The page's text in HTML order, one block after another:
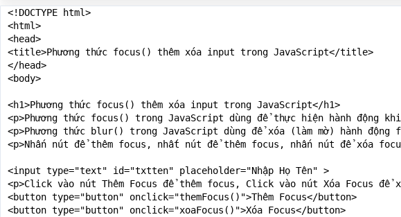
<!DOCTYPE html>
<html>
<head>
<title>Phương thức focus() thêm xóa input trong JavaScript</title>
</head>
<body>
<h1>Phương thức focus() thêm xóa input trong JavaScript</h1>
<p>Phương thức focus() trong JavaScript dùng để thực hiện hành động
<p>Phương thức blur() trong JavaScript dùng để xóa (làm mờ) hành
<p>Nhấn nút để thêm focus, nhất nút để thêm focus, nhấn nút để xóa
<input type="text" id="txtten" placeholder="Nhập Họ Tên" >
<p>Click vào nút Thêm Focus để thêm focus, Click vào nút Xóa Focus để
<button type="button" onclick="themFocus()">Thêm Focus</button>
<button type="button" onclick="xoaFocus()">Xóa Focus</button>